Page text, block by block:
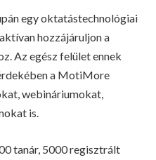
egy oktatástechnológiai
hozzájáruljon a
Az egész felület ennek
a MotiMore
webináriumokat,
is.
tanár, 5000 regisztrált